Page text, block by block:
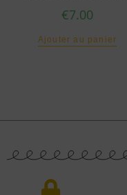
€7.00
Ajouter au panier